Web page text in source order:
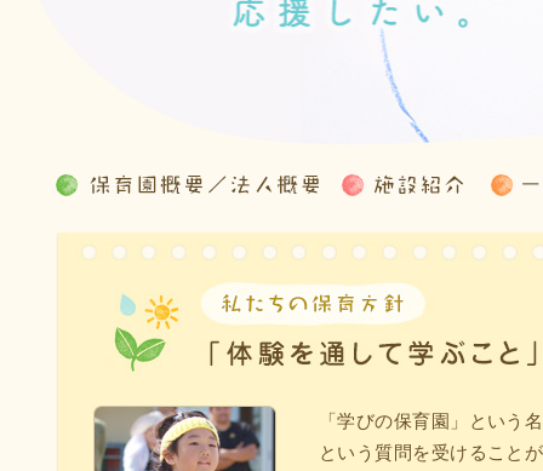
「学びの保育園」という
という質問を受けること